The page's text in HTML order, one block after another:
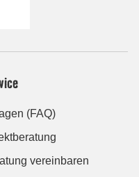
(FAQ)
vereinbaren